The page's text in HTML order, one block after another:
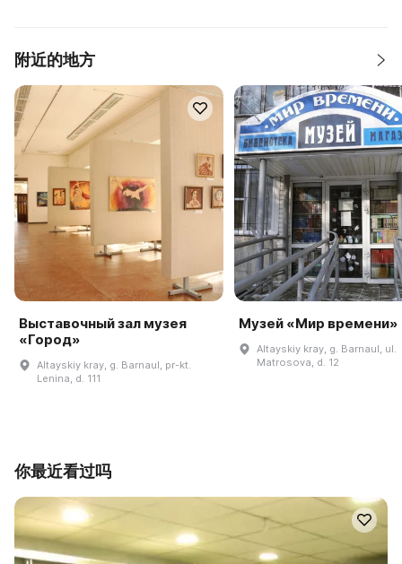
附近的地方
Выставочный зал музея
«Город»
Altayskiy kray, g. Barnaul, pr-kt.
Lenina, d. 111
Музей «Мир времени»
Altayskiy kray, g. Barnaul, ul.
Matrosova, d. 12
你最近看过吗